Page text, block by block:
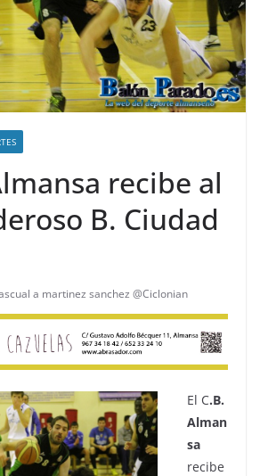
recibe al
B. Ciudad
a martinez sanchez @Ciclonian
El C.B.
Alman
sa
recibe